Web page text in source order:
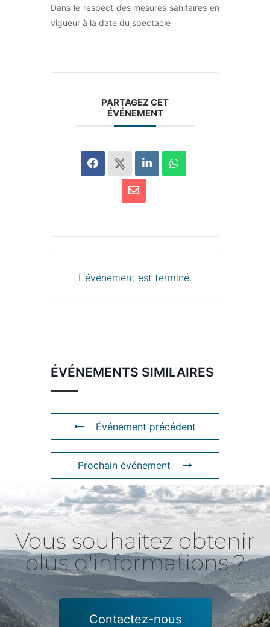
Dans le respect des mesures sanitaires en
vigueur à la date du spectacle
PARTAGEZ CET
ÉVÉNEMENT
L'événement est terminé.
ÉVÉNEMENTS SIMILAIRES
Événement précédent
Prochain événement
Vous souhaitez obtenir
plus d'informations ?
Contactez-nous